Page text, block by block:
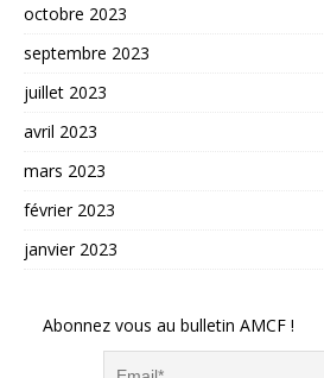
octobre 2023
septembre 2023
juillet 2023
avril 2023
mars 2023
février 2023
janvier 2023
Abonnez vous au bulletin AMCF !